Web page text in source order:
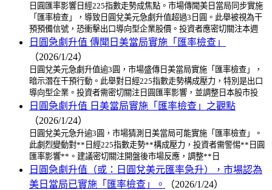
日圓匯率影響日經225指數走勢成焦點。市場傳聞美日當局同步實施
「匯率檢查」，導致日圓兌美元急劇升值超過3日圓。此舉被視為干
預預備信號，恐衝擊出口導向型企業股價。投資者應密切關注本週
日圓急劇升值 傳聞日美當局實施「匯率檢查」
（2026/1/24）
日圓兌美元急劇升值逾3圓，市場盛傳日美當局實施「匯率檢查」，
暗示潛在干預行動。此舉對日經225指數走勢構成壓力，特別是出口
導向型企業。投資者需密切關注日圓匯率影響，並調整日本股市投
日圓急劇升值 日美當局實施「匯率檢查」之觀點
（2026/1/24）
日圓兌美元急升逾3圓，市場猜測日美當局可能實施「匯率檢查」。
此劇烈變動對**日經225指數走勢**構成壓力，投資者需警惕**日圓
匯率影響**。建議密切關注開盤後市場反應，調整**日
日圓急劇升值（或：日圓兌美元匯率急升），市場認為
美日當局已實施「匯率檢查」。
（2026/1/24）